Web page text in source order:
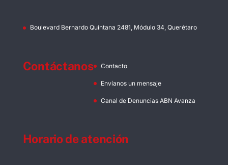
Boulevard Bernardo Quintana 2481, Módulo 34, Querétaro
Contáctanos Contacto
Envíanos un mensaje
Canal de Denuncias ABN Avanza
Horario de atención